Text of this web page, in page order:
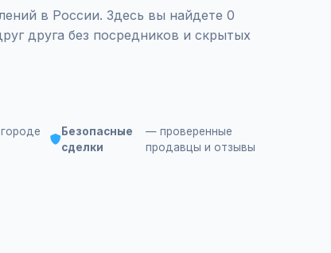
в России. Здесь вы найдете 0
друга без посредников и скрытых
Безопасные
сделки
— проверенные
продавцы и отзывы